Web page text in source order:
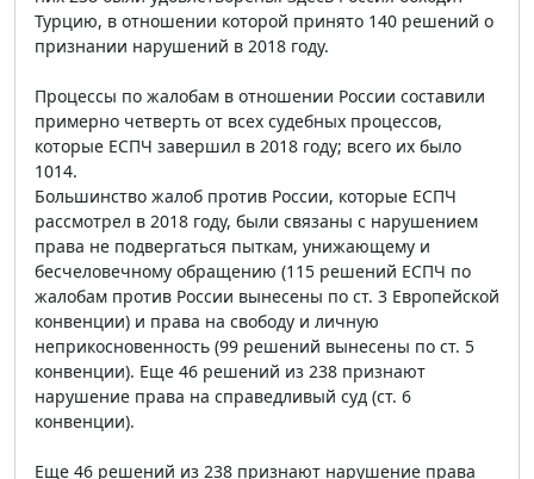
Турцию, в отношении которой принято 140 решений о
признании нарушений в 2018 году.
Процессы по жалобам в отношении России составили
примерно четверть от всех судебных процессов,
которые ЕСПЧ завершил в 2018 году; всего их было
1014.
Большинство жалоб против России, которые ЕСПЧ
рассмотрел в 2018 году, были связаны с нарушением
права не подвергаться пыткам, унижающему и
бесчеловечному обращению (115 решений ЕСПЧ по
жалобам против России вынесены по ст. 3 Европейской
конвенции) и права на свободу и личную
неприкосновенность (99 решений вынесены по ст. 5
конвенции). Еще 46 решений из 238 признают
нарушение права на справедливый суд (ст. 6
конвенции).
Еще 46 решений из 238 признают нарушение права